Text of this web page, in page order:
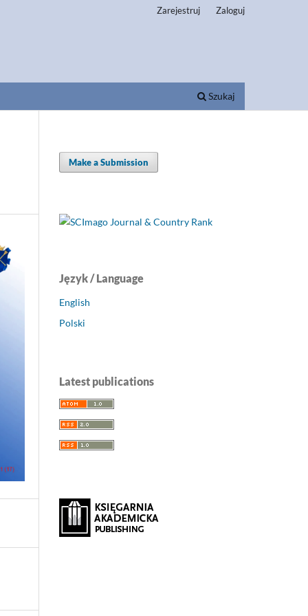
Szukaj
Zarejestruj Zaloguj
Make a Submission
Język / Language
English
Polski
Latest publications